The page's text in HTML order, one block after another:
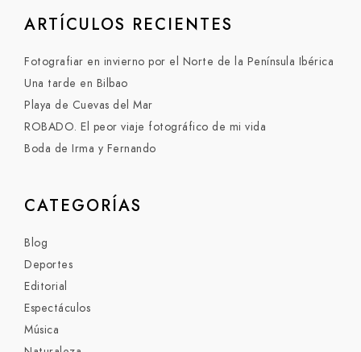
ARTÍCULOS RECIENTES
Fotografiar en invierno por el Norte de la Península Ibérica
Una tarde en Bilbao
Playa de Cuevas del Mar
ROBADO. El peor viaje fotográfico de mi vida
Boda de Irma y Fernando
CATEGORÍAS
Blog
Deportes
Editorial
Espectáculos
Música